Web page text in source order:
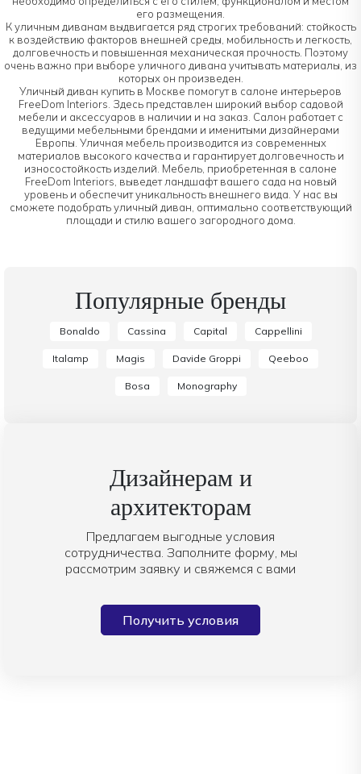
его размещения.
К уличным диванам выдвигается ряд строгих требований: стойкость
к воздействию факторов внешней среды, мобильность и легкость,
долговечность и повышенная механическая прочность. Поэтому
очень важно при выборе уличного дивана учитывать материалы, из
которых он произведен.
Уличный диван купить в Москве помогут в салоне интерьеров
FreeDom Interiors. Здесь представлен широкий выбор садовой
мебели и аксессуаров в наличии и на заказ. Салон работает с
ведущими мебельными брендами и именитыми дизайнерами
Европы. Уличная мебель производится из современных
материалов высокого качества и гарантирует долговечность и
износостойкость изделий. Мебель, приобретенная в салоне
FreeDom Interiors, выведет ландшафт вашего сада на новый
уровень и обеспечит уникальность внешнего вида. У нас вы
сможете подобрать уличный диван, оптимально соответствующий
площади и стилю вашего загородного дома.
Популярные бренды
Bonaldo Cassina Capital Cappellini
Italamp Magis Davide Groppi Qeeboo
Bosa Monography
Дизайнерам и
архитекторам
Предлагаем выгодные условия
сотрудничества. Заполните форму, мы
рассмотрим заявку и свяжемся с вами
Получить условия